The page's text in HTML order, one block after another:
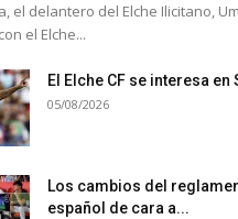
el delantero del Elche Ilicitano,
el Elche...
El Elche CF se interesa
05/08/2026
Los cambios del
español de cara a...